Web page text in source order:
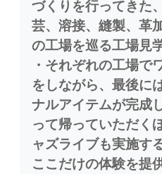
づくりを行ってきた
芸、溶接、縫製、革
の工場を巡る工場見
・それぞれの工場で
をしながら、最後に
ナルアイテムが完成
って帰っていただく
ャズライブも実施す
ここだけの体験を提供